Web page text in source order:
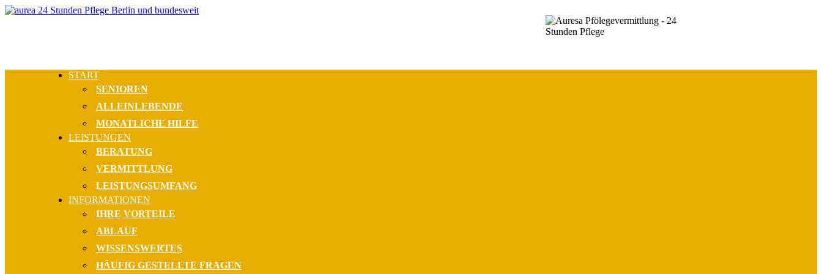
START
SENIOREN
ALLEINLEBENDE
MONATLICHE HILFE
LEISTUNGEN
BERATUNG
VERMITTLUNG
LEISTUNGSUMFANG
INFORMATIONEN
IHRE VORTEILE
ABLAUF
WISSENSWERTES
HÄUFIG GESTELLTE FRAGEN